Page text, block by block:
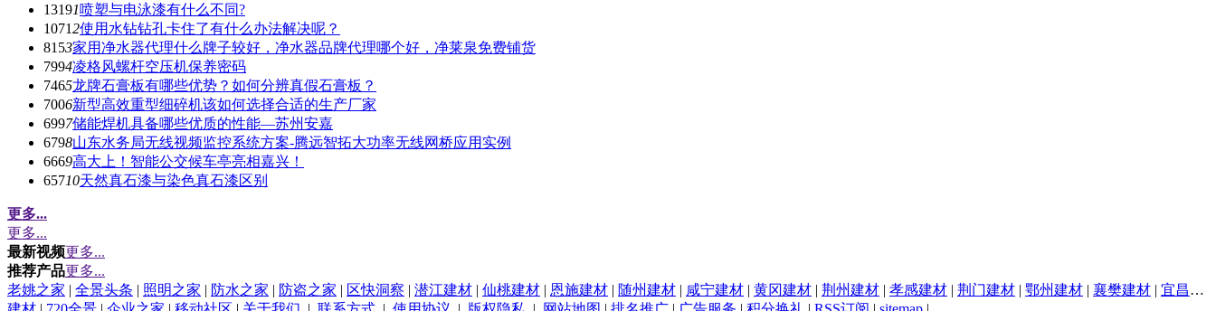
13191喷塑与电泳漆有什么不同?
10712使用水钻钻孔卡住了有什么办法解决呢？
8153家用净水器代理什么牌子较好，净水器品牌代理哪个好，净莱泉免费铺货
7994凌格风螺杆空压机保养密码
7465龙牌石膏板有哪些优势？如何分辨真假石膏板？
7006新型高效重型细碎机该如何选择合适的生产厂家
6997储能焊机具备哪些优质的性能—苏州安嘉
6798山东水务局无线视频监控系统方案-腾远智拓大功率无线网桥应用实例
6669高大上！智能公交候车亭亮相嘉兴！
65710天然真石漆与染色真石漆区别
更多...
更多...
最新视频更多...
推荐产品更多...
老姚之家 | 全景头条 | 照明之家 | 防水之家 | 防盗之家 | 区快洞察 | 潜江建材 | 仙桃建材 | 恩施建材 | 随州建材 | 咸宁建材 | 黄冈建材 | 荆州建材 | 孝感建材 | 荆门建材 | 鄂州建材 | 襄樊建材 | 宜昌建材